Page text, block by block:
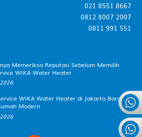
021 8551 8667
0812 8007 2007
0811 991 551
Memeriksa Reputasi Sebelum Memilih
WIKA Water Heater
WIKA Water Heater di Jakarta Barat
Modern